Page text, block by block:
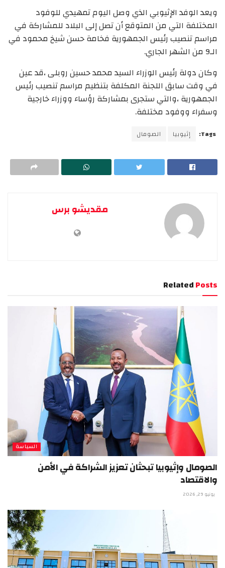
ويعد الوفد الإثيوبي الذي وصل اليوم تمهيدي للوفود
المختلفة التي من المتوقع أن تصل إلى البلاد للمشاركة في
مراسم تنصيب رئيس الجمهورية فخامة حسن شيخ محمود في
الـ9 من الشهر الجاري.
وكان دولة رئيس الوزراء السيد محمد حسين روبلى ،قد عين
في وقت سابق اللجنة المكلفة بتنظيم مراسم تنصيب رئيس
الجمهورية ،والتي ستجرى بمشاركة رؤساء ووزراء خارجية
وسفراء ووفود مختلفة.
Tags: إثيوبيا الصومال
مقديشو برس
RelatedPosts
السياسة
الصومال وإثيوبيا تبحثان تعزيز الشراكة في الأمن
والاقتصاد
يونيو 29, 2026